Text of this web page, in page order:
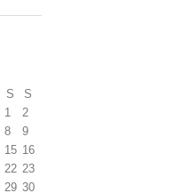
S
S
1
2
8
9
15 16
22 23
29 30